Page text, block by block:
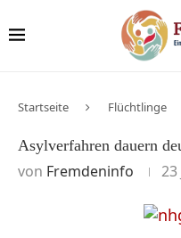
Startseite Flüchtlinge
Asylverfahren dauern
von Fremdeninfo 23